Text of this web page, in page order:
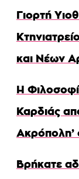
Γιορτή
και Νέων
Η
Καρδιάς
Ακρόπολη’
Βρήκατε